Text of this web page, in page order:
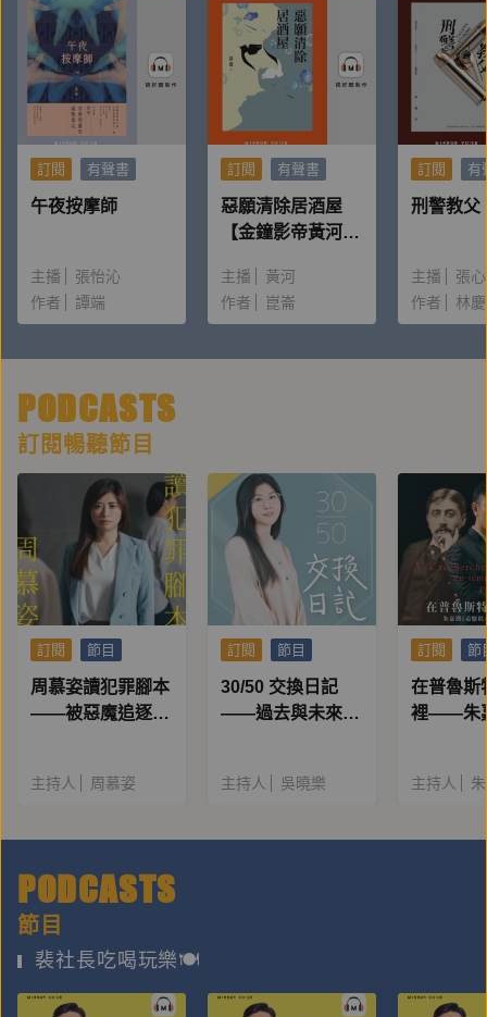
訂閱 有聲書
午夜按摩師
主播
張怡沁
作者
譚端
訂閱 有聲書
惡願清除居酒屋
【金鐘影帝黃河親
主播
黃河
作者
崑崙
訂閱 有
刑警教父
主播
張
作者
林
PODCASTS
訂閱暢聽節目
訂閱 節目
周慕姿讀犯罪腳本
——被惡魔追逐的
主持人 周慕姿
訂閱 節目
30/50 交換日記
——過去與未來的
主持人 吳曉樂
訂閱 節
在普魯斯
裡——朱
主持人
PODCASTS
節目
裴社長吃喝玩樂🍽️